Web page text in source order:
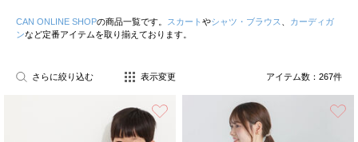
CAN ONLINE SHOPの商品一覧です。 スカート やシャツ・ブラウス
カーディガ
ンなど定番アイテムを取り揃えております。
さらに絞り込む 表示変更 アイテム数： 267件